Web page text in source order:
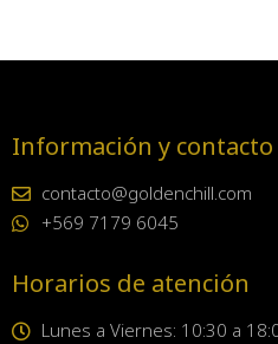
Información y contacto
contacto@goldenchill.com
+569 7179 6045
Horarios de atención
Lunes a Viernes: 10:30 a